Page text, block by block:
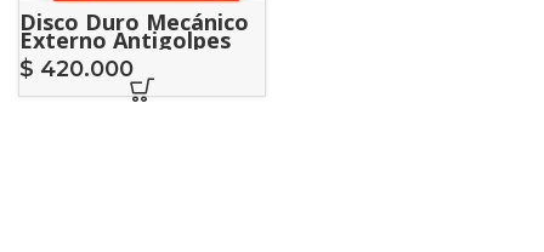
Disco Duro Mecánico
Externo Antigolpes
ADATA HD710 Pro 1TB
USB 3.2
$ 420.000